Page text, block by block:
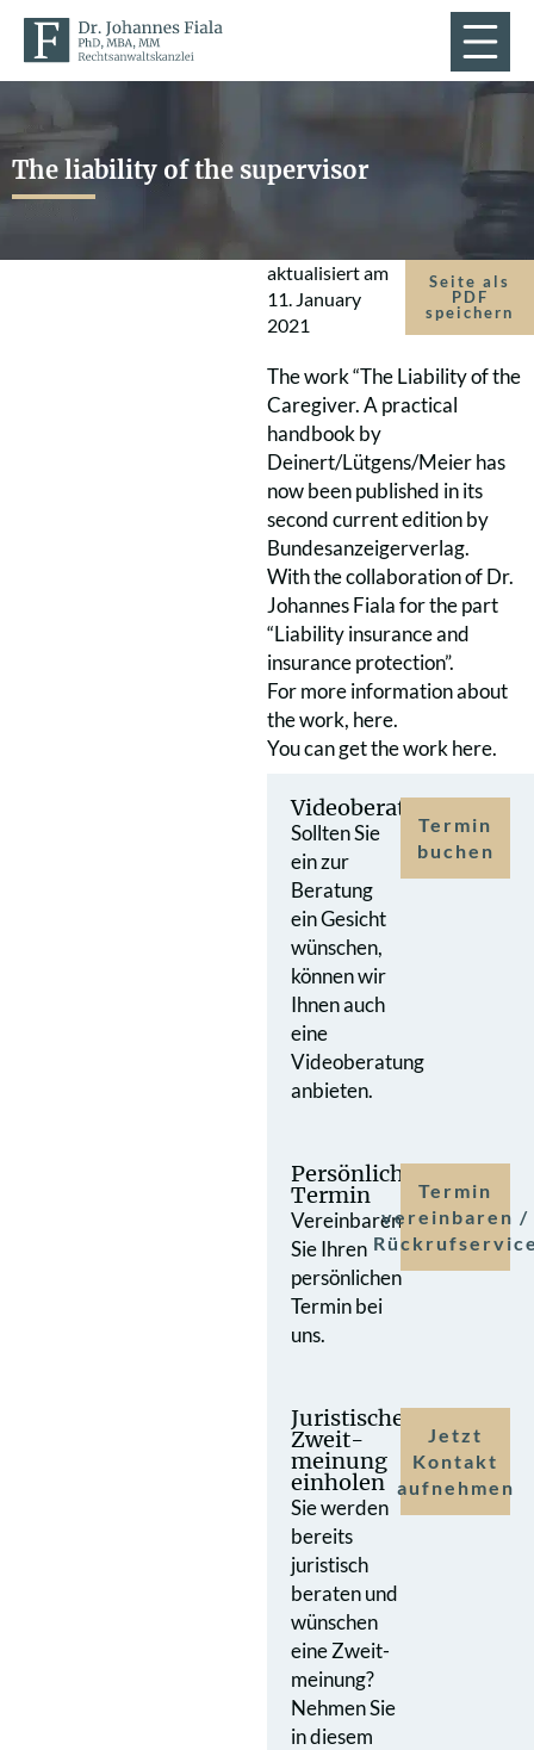
The liability of the supervisor
aktualisiert am
11. January
2021
Seite als
PDF
speichern
The work “The Liability of the
Caregiver. A practical
handbook by
Deinert/Lütgens/Meier has
now been published in its
second current edition by
Bundesanzeigerverlag.
With the collaboration of Dr.
Johannes Fiala for the part
“Liability insurance and
insurance protection”.
For more information about
the work, here.
You can get the workhere.
Videoberatung
Sollten Sie
ein zur
Beratung
ein Gesicht
wünschen,
können wir
Ihnen auch
eine
Videoberatung
anbieten.
Termin
buchen
Persönlicher
Termin
Vereinbaren
Sie Ihren
persönlichen
Termin bei
uns.
Termin
vereinbaren /
Juristische
Zweit­
meinung
einholen
Sie werden
bereits
juristisch
beraten und
wünschen
eine Zweit­
meinung?
Nehmen Sie
in diesem
Jetzt
Kontakt
aufnehmen